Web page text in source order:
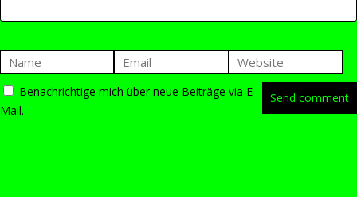
Benachrichtige mich über neue Beiträge via E-
Mail.